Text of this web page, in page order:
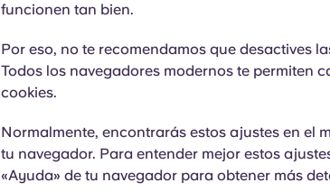
funcionen tan bien.
Por eso, no te recomendamos que desactives
Todos los navegadores modernos te permiten
cookies.
Normalmente, encontrarás estos ajustes en el
tu navegador. Para entender mejor estos
«Ayuda» de tu navegador para obtener más